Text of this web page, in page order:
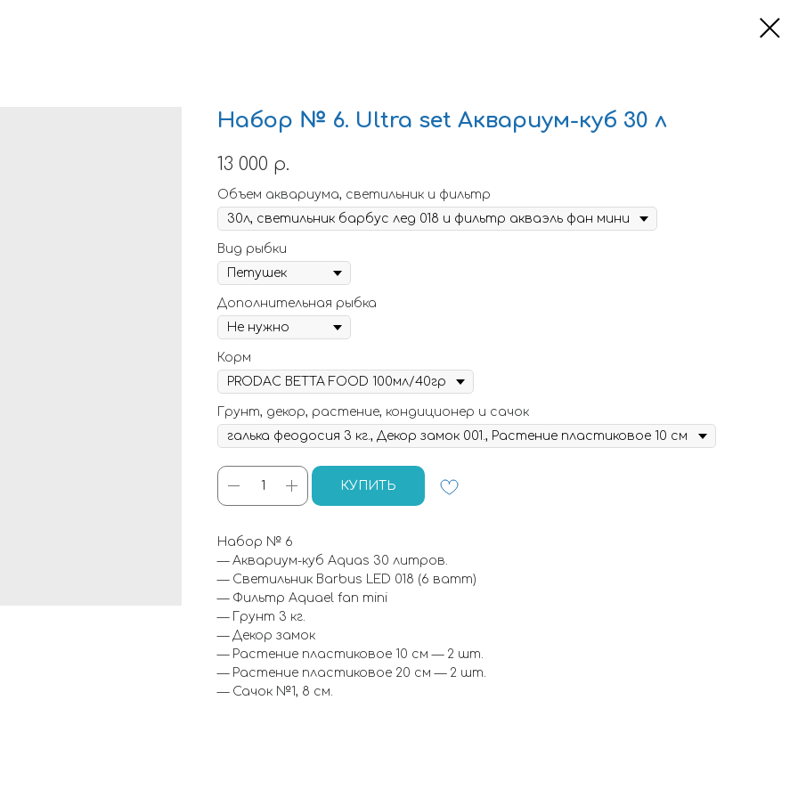
Набор № 6. Ultra set Аквариум-куб 30 л
13 000 р.
Объем аквариума, светильник и фильтр
Вид рыбки
Дополнительная рыбка
Корм
Грунт, декор, растение, кондиционер и сачок
КУПИТЬ
Набор № 6
— Аквариум-куб Aquas 30 литров.
— Светильник Barbus LED 018 (6 ватт)
— Фильтр Aquael fan mini
— Грунт 3 кг.
— Декор замок
— Растение пластиковое 10 см — 2 шт.
— Растение пластиковое 20 см — 2 шт.
— Сачок №1, 8 см.